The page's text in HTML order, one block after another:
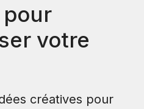
votre
créatives pour